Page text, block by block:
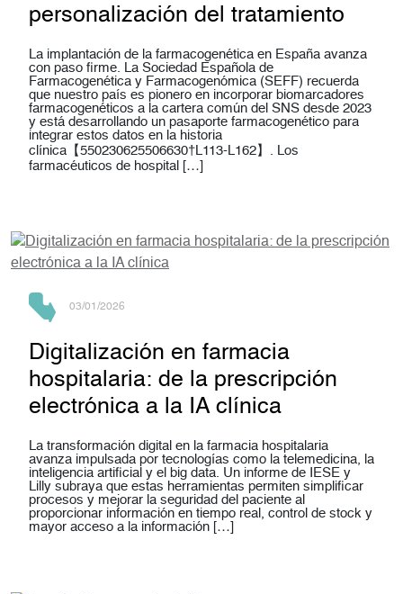
personalización del tratamiento
La implantación de la farmacogenética en España avanza
con paso firme. La Sociedad Española de
Farmacogenética y Farmacogenómica (SEFF) recuerda
que nuestro país es pionero en incorporar biomarcadores
farmacogenéticos a la cartera común del SNS desde 2023
y está desarrollando un pasaporte farmacogenético para
integrar estos datos en la historia
clínica【550230625506630†L113-L162】. Los
farmacéuticos de hospital […]
03/01/2026
Digitalización en farmacia
hospitalaria: de la prescripción
electrónica a la IA clínica
La transformación digital en la farmacia hospitalaria
avanza impulsada por tecnologías como la telemedicina, la
inteligencia artificial y el big data. Un informe de IESE y
Lilly subraya que estas herramientas permiten simplificar
procesos y mejorar la seguridad del paciente al
proporcionar información en tiempo real, control de stock y
mayor acceso a la información […]